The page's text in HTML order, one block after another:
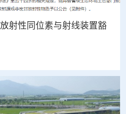
射性同位素与射线装置豁